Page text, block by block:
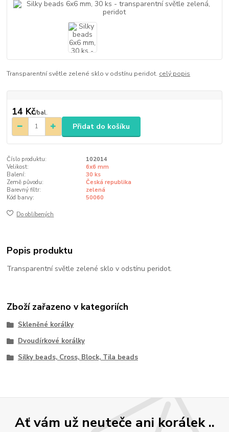
Transparentní světle zelené sklo v odstínu peridot. celý popis
14 Kč/bal.
Přidat do košíku
Číslo produktu:
102014
Velikost:
6x6 mm
Balení:
30 ks
Země původu:
Česká republika
Barevný filtr:
zelená
Kód barvy:
50060
Do oblíbených
Popis produktu
Transparentní světle zelené sklo v odstínu peridot.
Zboží zařazeno v kategoriích
Skleněné korálky
Dvoudírkové korálky
Silky beads, Cross, Block, Tila beads
Ať vám už neuteče ani korálek ..